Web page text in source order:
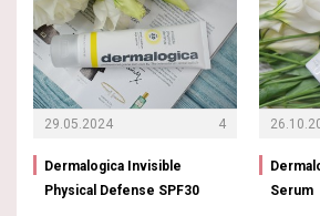
29.05.2024 4
Dermalogica Invisible
Physical Defense SPF30
Serum